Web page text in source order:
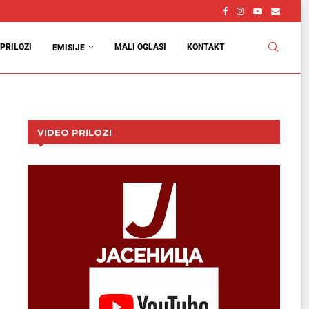
PRILOZI EMISIJE MALI OGLASI KONTAKT
VIDEO PRILOZI